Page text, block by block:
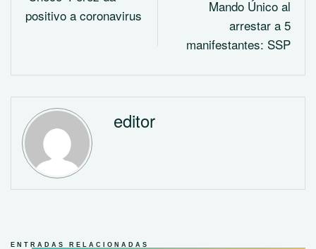
positivo a coronavirus
Mando Único al
arrestar a 5
manifestantes: SSP
editor
ENTRADAS RELACIONADAS